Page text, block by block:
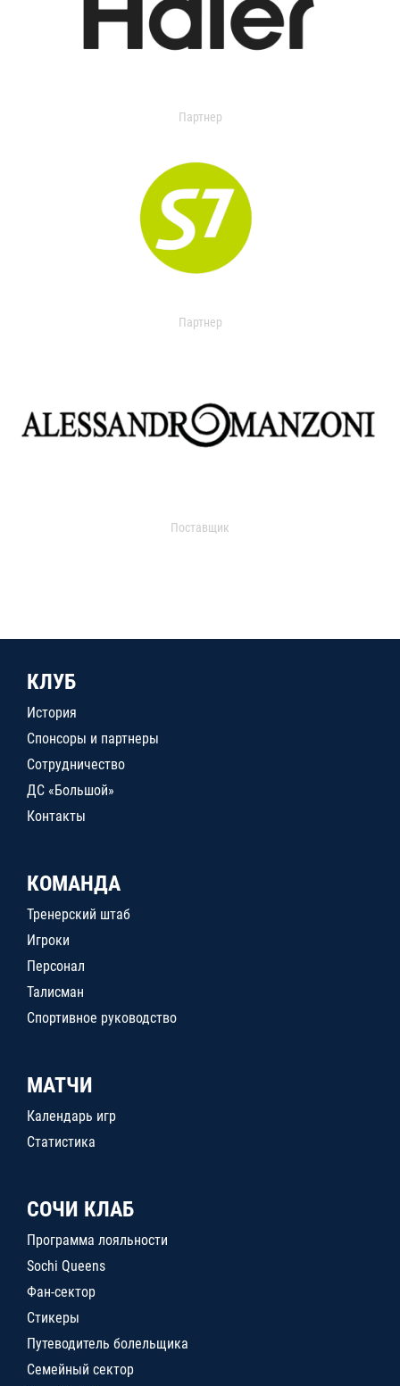
Партнер
Партнер
Поставщик
КЛУБ
История
Спонсоры и партнеры
Сотрудничество
ДС «Большой»
Контакты
КОМАНДА
Тренерский штаб
Игроки
Персонал
Талисман
Спортивное руководство
МАТЧИ
Календарь игр
Статистика
СОЧИ КЛАБ
Программа лояльности
Sochi Queens
Фан-сектор
Стикеры
Путеводитель болельщика
Семейный сектор